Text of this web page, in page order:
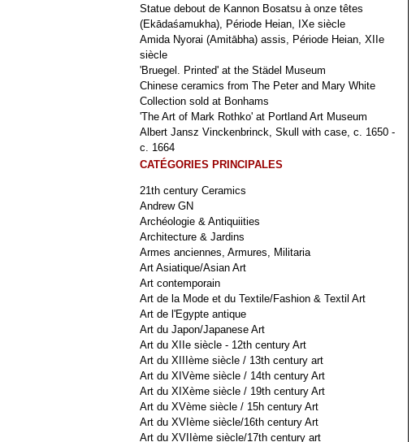
Statue debout de Kannon Bosatsu à onze têtes
(Ekādaśamukha), Période Heian, IXe siècle
Amida Nyorai (Amitābha) assis, Période Heian, XIIe
siècle
'Bruegel. Printed' at the Städel Museum
Chinese ceramics from The Peter and Mary White
Collection sold at Bonhams
'The Art of Mark Rothko' at Portland Art Museum
Albert Jansz Vinckenbrinck, Skull with case, c. 1650 -
c. 1664
CATÉGORIES PRINCIPALES
21th century Ceramics
Andrew GN
Archéologie & Antiquiities
Architecture & Jardins
Armes anciennes, Armures, Militaria
Art Asiatique/Asian Art
Art contemporain
Art de la Mode et du Textile/Fashion & Textil Art
Art de l'Egypte antique
Art du Japon/Japanese Art
Art du XIIe siècle - 12th century Art
Art du XIIIème siècle / 13th century art
Art du XIVème siècle / 14th century Art
Art du XIXème siècle / 19th century Art
Art du XVème siècle / 15h century Art
Art du XVIème siècle/16th century Art
Art du XVIIème siècle/17th century art